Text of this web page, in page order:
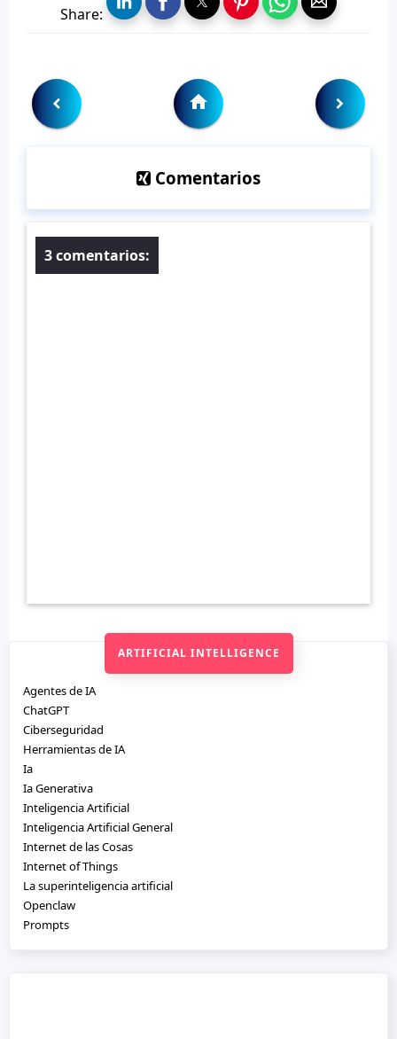
Share:
Comentarios
3 comentarios:
ARTIFICIAL INTELLIGENCE
Agentes de IA
ChatGPT
Ciberseguridad
Herramientas de IA
Ia
Ia Generativa
Inteligencia Artificial
Inteligencia Artificial General
Internet de las Cosas
Internet of Things
La superinteligencia artificial
Openclaw
Prompts